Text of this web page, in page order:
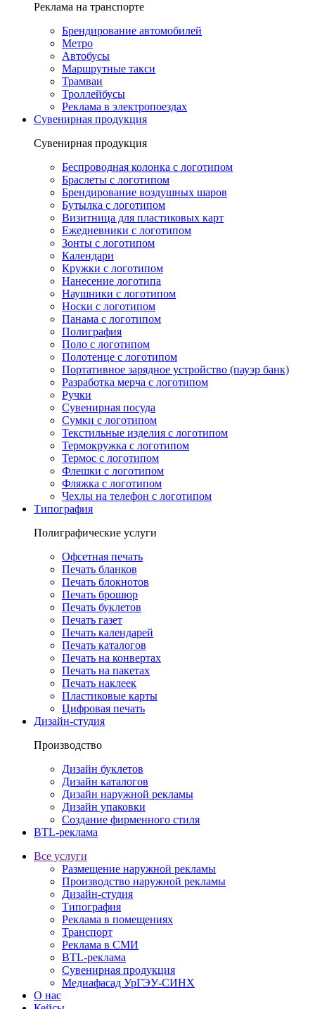
Реклама на транспорте
Брендирование автомобилей
Метро
Автобусы
Маршрутные такси
Трамваи
Троллейбусы
Реклама в электропоездах
Сувенирная продукция
Сувенирная продукция
Беспроводная колонка с логотипом
Браслеты с логотипом
Брендирование воздушных шаров
Бутылка с логотипом
Визитница для пластиковых карт
Ежедневники с логотипом
Зонты с логотипом
Календари
Кружки с логотипом
Нанесение логотипа
Наушники с логотипом
Носки с логотипом
Панама с логотипом
Полиграфия
Поло с логотипом
Полотенце с логотипом
Портативное зарядное устройство (пауэр банк)
Разработка мерча с логотипом
Ручки
Сувенирная посуда
Сумки с логотипом
Текстильные изделия с логотипом
Термокружка с логотипом
Термос с логотипом
Флешки с логотипом
Фляжка с логотипом
Чехлы на телефон с логотипом
Типография
Полиграфические услуги
Офсетная печать
Печать бланков
Печать блокнотов
Печать брошюр
Печать буклетов
Печать газет
Печать календарей
Печать каталогов
Печать на конвертах
Печать на пакетах
Печать наклеек
Пластиковые карты
Цифровая печать
Дизайн-студия
Производство
Дизайн буклетов
Дизайн каталогов
Дизайн наружной рекламы
Дизайн упаковки
Создание фирменного стиля
BTL-реклама
Все услуги
Размещение наружной рекламы
Производство наружной рекламы
Дизайн-студия
Типография
Реклама в помещениях
Транспорт
Реклама в СМИ
BTL-реклама
Сувенирная продукция
Медиафасад УрГЭУ-СИНХ
О нас